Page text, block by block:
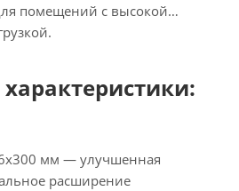
помещений с высокой
мм — улучшенная
расширение